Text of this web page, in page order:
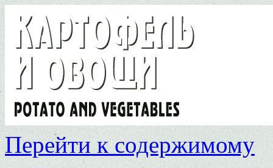
Перейти к содержимому